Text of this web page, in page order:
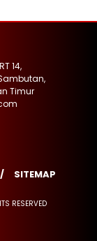
14,
Timur
SITEMAP
RESERVED